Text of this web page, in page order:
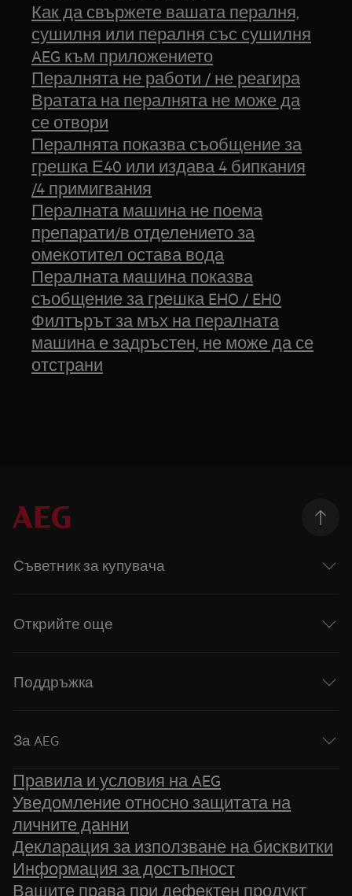
Как да свържете вашата пералня,
сушилня или пералня със сушилня
AEG към приложението
Пералнята не работи / не реагира
Вратата на пералнята не може да
се отвори
Пералнята показва съобщение за
грешка Е40 или издава 4 бипкания
/4 примигвания
Пералната машина не поема
препарати/в отделението за
омекотител остава вода
Пералната машина показва
съобщение за грешка EHO / EH0
Филтърът за мъх на пералната
машина е задръстен, не може да се
отстрани
Съветник за купувача
Открийте още
Поддръжка
За AEG
Правила и условия на AEG
Уведомление относно защитата на
личните данни
Декларация за използване на бисквитки
Информация за достъпност
Вашите права при дефектен продукт